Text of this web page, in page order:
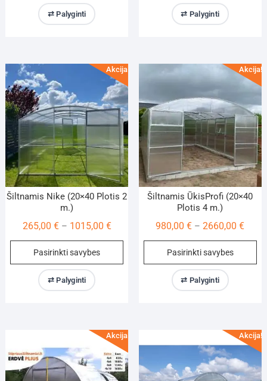
options
be
chosen
on
the
product
page
⇄ Palyginti
be
on
⇄ Palyginti
Akcija!
Šiltnamis Nike (20×40 Plotis 2
m.)
265,00 € – 1015,00 €Price
range:
through
Pasirinkti savybes
This
options
may
be
chosen
⇄ Palyginti
Akcija!
Šiltnamis ŪkisProfi (20×40
Plotis 4 m.)
980,00€ – 2660,00€Price
Pasirinkti savybes
⇄ Palyginti
Akcija! Akcija!